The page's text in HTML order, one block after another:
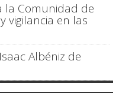
la Comunidad de
vigilancia en las
Albéniz de